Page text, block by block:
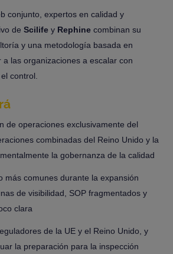
conjunto, expertos en calidad y
de Scilife y Rephine combinan su
y una metodología basada en
las organizaciones a escalar con
control.
de operaciones exclusivamente del
combinadas del Reino Unido y la
la gobernanza de la calidad
más comunes durante la expansión
de visibilidad, SOP fragmentados y
clara
de la UE y el Reino Unido, y
la preparación para la inspección